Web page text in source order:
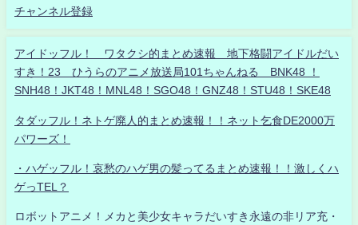
チャンネル登録
アイドッフル！ ワタクシ的まとめ速報 地下格闘アイドルだい
すき！23 ひうらのアニメ放送局101ちゃんねる BNK48 ！
SNH48！JKT48！MNL48！SGO48！GNZ48！STU48！SKE48
タダッフル！ネトゲ廃人的まとめ速報！！ネット乞食DE2000万
パワーズ！
・ハゲッフル！哀愁のハゲ男の髪ってるまとめ速報！！激しくハ
ゲっTEL？
ロボットアニメ！メカと美少女キャラだいすき永遠の非リア充・